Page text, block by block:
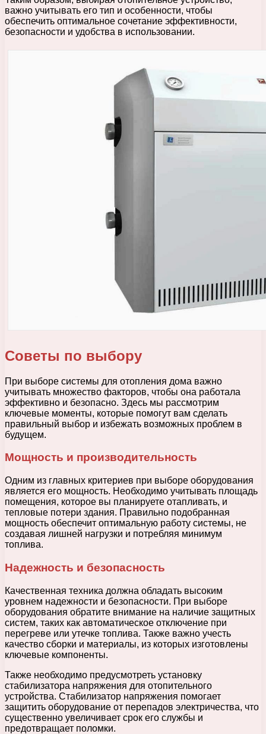
важно учитывать его тип и особенности, чтобы
обеспечить оптимальное сочетание эффективности,
безопасности и удобства в использовании.
Советы по выбору
При выборе системы для отопления дома важно
учитывать множество факторов, чтобы она работала
эффективно и безопасно. Здесь мы рассмотрим
ключевые моменты, которые помогут вам сделать
правильный выбор и избежать возможных проблем в
будущем.
Мощность и производительность
Одним из главных критериев при выборе оборудования
является его мощность. Необходимо учитывать площадь
помещения, которое вы планируете отапливать, и
тепловые потери здания. Правильно подобранная
мощность обеспечит оптимальную работу системы, не
создавая лишней нагрузки и потребляя минимум
топлива.
Надежность и безопасность
Качественная техника должна обладать высоким
уровнем надежности и безопасности. При выборе
оборудования обратите внимание на наличие защитных
систем, таких как автоматическое отключение при
перегреве или утечке топлива. Также важно учесть
качество сборки и материалы, из которых изготовлены
ключевые компоненты.
Также необходимо предусмотреть установку
стабилизатора напряжения для отопительного
устройства. Стабилизатор напряжения помогает
защитить оборудование от перепадов электричества, что
существенно увеличивает срок его службы и
предотвращает поломки.